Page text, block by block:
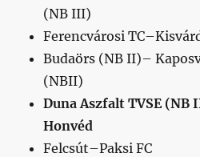
(NB III)
Ferencvárosi
Budaörs (NB II)–
(NBII)
Duna Aszfalt TVSE (NB
Honvéd
Felcsút–Paksi FC